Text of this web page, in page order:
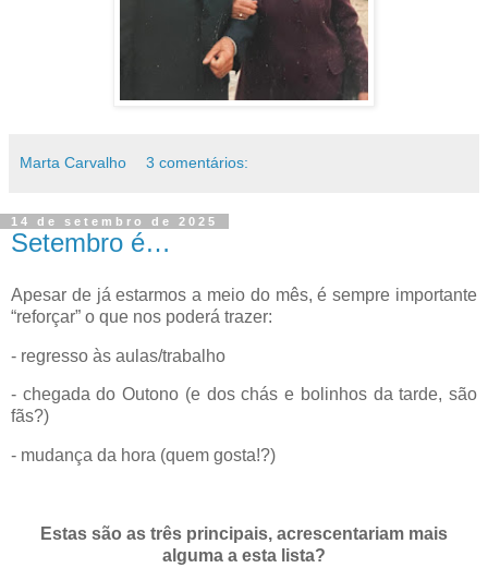
Marta Carvalho 3 comentários:
14 de setembro de 2025
Setembro é…
Apesar de já estarmos a meio do mês, é sempre importante
“reforçar” o que nos poderá trazer:
- regresso às aulas/trabalho
- chegada do Outono (e dos chás e bolinhos da tarde, são
fãs?)
- mudança da hora (quem gosta!?)
Estas são as três principais, acrescentariam mais
alguma a esta lista?